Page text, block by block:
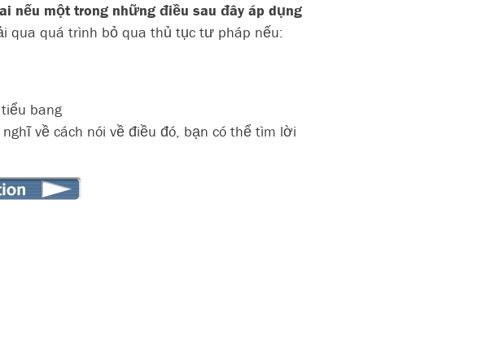
nếu một trong những điều sau đây áp dụng
qua quá trình bỏ qua thủ tục tư pháp nếu:
bang
về cách nói về điều đó, bạn có thể tìm lời